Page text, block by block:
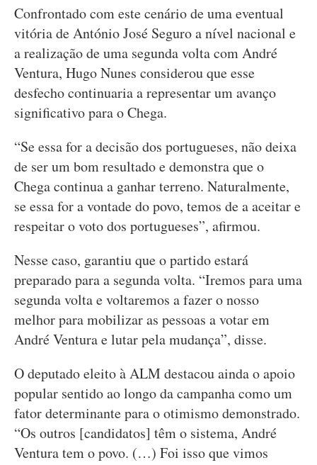
Confrontado com este cenário de uma eventual
vitória de António José Seguro a nível nacional e
a realização de uma segunda volta com André
Ventura, Hugo Nunes considerou que esse
desfecho continuaria a representar um avanço
significativo para o Chega.
“Se essa for a decisão dos portugueses, não deixa
de ser um bom resultado e demonstra que o
Chega continua a ganhar terreno. Naturalmente,
se essa for a vontade do povo, temos de a aceitar e
respeitar o voto dos portugueses”, afirmou.
Nesse caso, garantiu que o partido estará
preparado para a segunda volta. “Iremos para uma
segunda volta e voltaremos a fazer o nosso
melhor para mobilizar as pessoas a votar em
André Ventura e lutar pela mudança”, disse.
O deputado eleito à ALM destacou ainda o apoio
popular sentido ao longo da campanha como um
fator determinante para o otimismo demonstrado.
“Os outros [candidatos] têm o sistema, André
Ventura tem o povo. (…) Foi isso que vimos